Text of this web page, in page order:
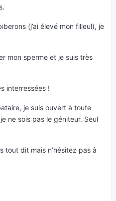
(j’ai élevé mon filleul), je
mon sperme et je suis très
interressées !
je suis ouvert à toute
ne sois pas le géniteur. Seul
tout dit mais n’hésitez pas à